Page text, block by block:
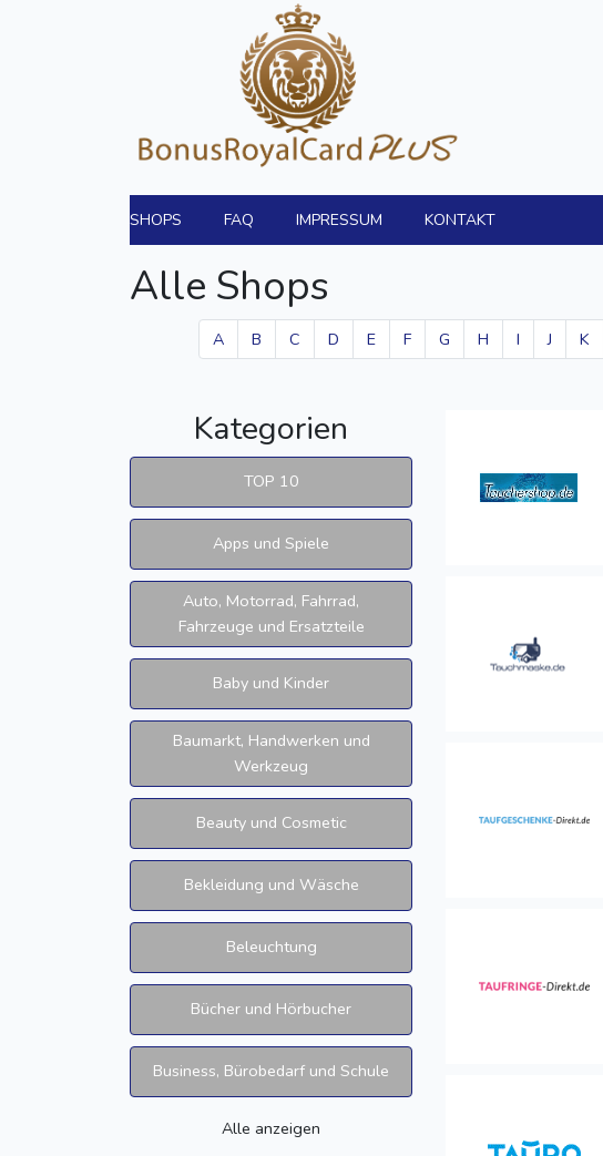
SHOPS FAQ IMPRESSUM KONTAKT
Alle Shops
A B C D E F G H I J K
Kategorien
TOP 10
Apps und Spiele
Auto, Motorrad, Fahrrad,
Fahrzeuge und Ersatzteile
Baby und Kinder
Baumarkt, Handwerken und
Werkzeug
Beauty und Cosmetic
Bekleidung und Wäsche
Beleuchtung
Bücher und Hörbucher
Business, Bürobedarf und Schule
Alle anzeigen